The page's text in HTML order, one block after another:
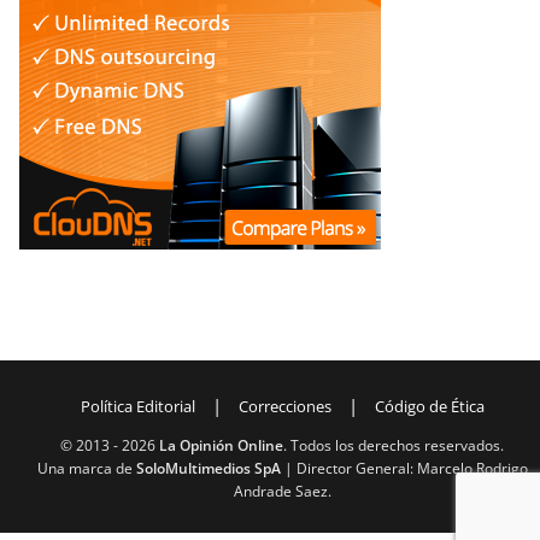
Política Editorial | Correcciones | Código de Ética
© 2013 -2026 La Opinión Online. Todos los derechos reservados.
Una marca de SoloMultimedios SpA| Director General: Marcelo Rodrigo
Andrade Saez.